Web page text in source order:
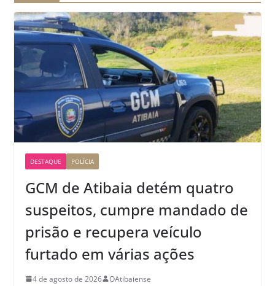
DESTAQUE POLÍCIA
GCM de Atibaia detém quatro
suspeitos, cumpre mandado de
prisão e recupera veículo
furtado em várias ações
4 de agosto de 2026 OAtibaiense